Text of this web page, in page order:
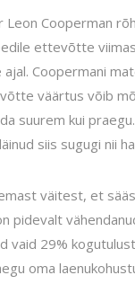
Cooperman
ettevõtte
Coopermani
väärtus võib
suurem kui
siis sugugi nii
väitest, et
pidevalt
vaid 29%
oma